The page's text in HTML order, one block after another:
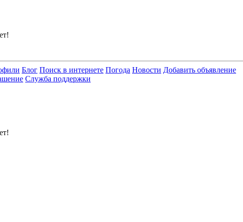
Блог Поиск в интернете Погода Новости Добавить объявление
Служба поддержки